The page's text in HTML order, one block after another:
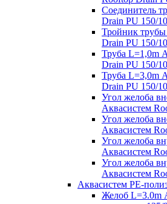
Соединитель
Drain PU 150/
Тройник
Drain PU 150/
Труба L=1,0m
Drain PU 150/
Труба L=3,0m
Drain PU 150/
Угол желоба
Аквасистем
Угол желоба
Аквасистем
Угол желоба
Аквасистем
Угол желоба
Аквасистем
Аквасистем PE-
Желоб L=3.0m